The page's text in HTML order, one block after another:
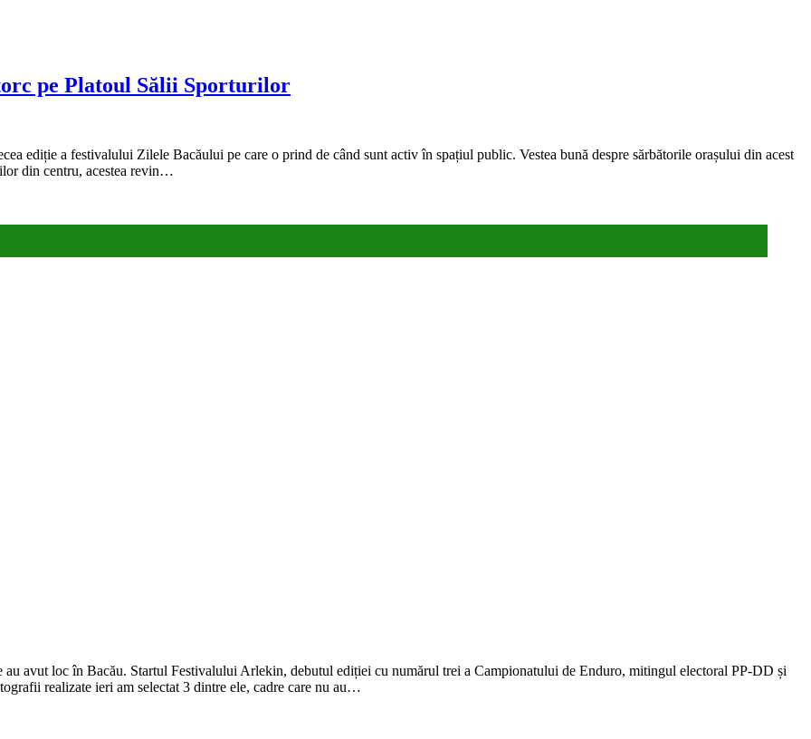
pe Platoul Sălii Sporturilor
ediție a festivalului Zilele Bacăului pe care o prind de când sunt activ în spațiul public. Vestea bună despre sărbătorile orașului din acest
din centru, acestea revin…
au avut loc în Bacău. Startul Festivalului Arlekin, debutul ediției cu numărul trei a Campionatului de Enduro, mitingul electoral PP-DD și
realizate ieri am selectat 3 dintre ele, cadre care nu au…